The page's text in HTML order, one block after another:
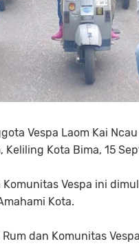
Vespa Laom Kai
Keliling Kota Bima, 15
Vespa ini
Kota.
dan Komunitas